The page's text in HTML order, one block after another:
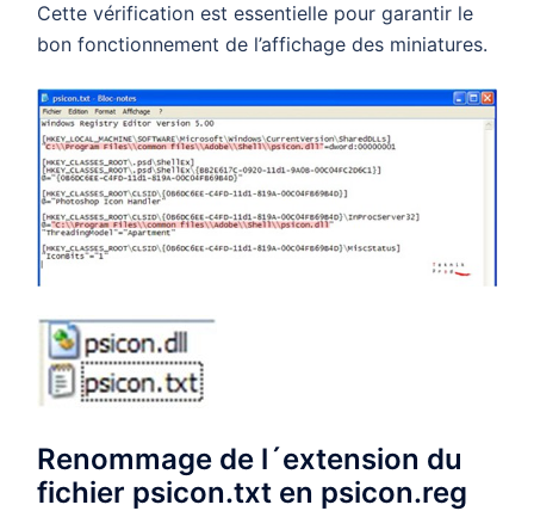
Cette vérification est essentielle pour garantir le
bon fonctionnement de l’affichage des miniatures.
Renommage de l´extension du
fichier psicon.txt en psicon.reg